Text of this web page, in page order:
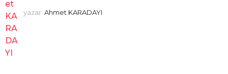
yazar Ahmet KARADAYI